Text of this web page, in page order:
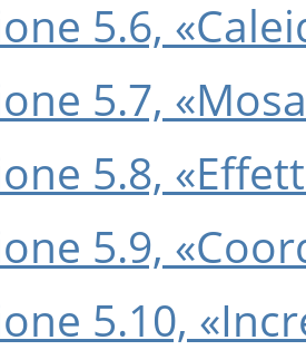
5.6,
5.7,
5.8,
5.9,
5.10,